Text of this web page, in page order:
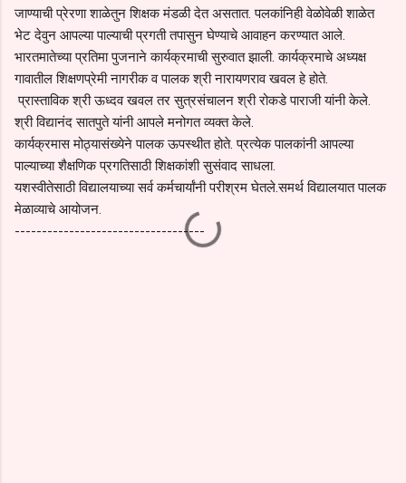
जाण्याची प्रेरणा शाळेतुन शिक्षक मंडळी देत असतात. पलकांनिही वेळोवेळी शाळेत
भेट देवुन आपल्या पाल्याची प्रगती तपासुन घेण्याचे आवाहन करण्यात आले.
भारतमातेच्या प्रतिमा पुजनाने कार्यक्रमाची सुरुवात झाली. कार्यक्रमाचे अध्यक्ष
गावातील शिक्षणप्रेमी नागरीक व पालक श्री नारायणराव खवल हे होते.
प्रास्ताविक श्री ऊध्दव खवल तर सुत्रसंचालन श्री रोकडे पाराजी यांनी केले.
श्री विद्यानंद सातपुते यांनी आपले मनोगत व्यक्त केले.
कार्यक्रमास मोठ्यासंख्येने पालक ऊपस्थीत होते. प्रत्येक पालकांनी आपल्या
पाल्याच्या शैक्षणिक प्रगतिसाठी शिक्षकांशी सुसंवाद साधला.
यशस्वीतेसाठी विद्यालयाच्या सर्व कर्मचार्यांनी परीश्रम घेतले.समर्थ विद्यालयात पालक
मेळाव्याचे आयोजन.
-----------------------------------